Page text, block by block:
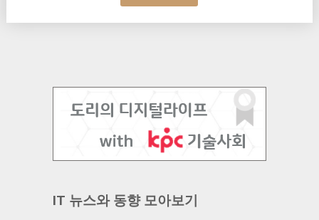
IT 뉴스와 동향 모아보기